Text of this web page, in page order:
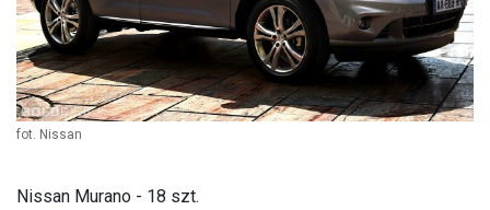
fot. Nissan
Nissan Murano - 18 szt.